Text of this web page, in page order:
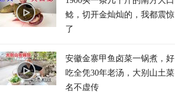
鲶，切开金灿灿的，我都震惊
了
安徽金寨甲鱼卤菜一锅煮，好
吃全凭30年老汤，大别山土菜
名不虚传